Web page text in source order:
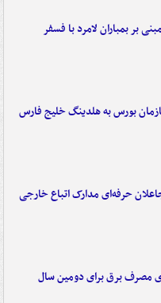
بر بمباران لامرد با فسفر
حرفه‌ای مدارک اتباع خارجی
مصرف برق برای دومین سال